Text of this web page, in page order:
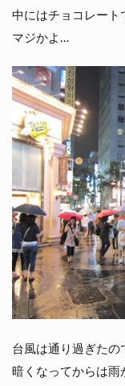
中にはチョコレート
マジかよ…
台風は通り過ぎたの
暗くなってからは雨